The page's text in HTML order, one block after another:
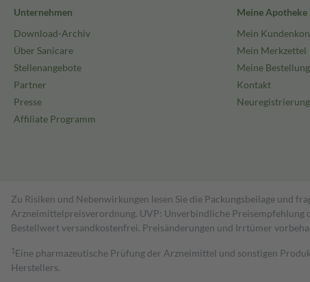
Unternehmen
Download-Archiv
Über Sanicare
Stellenangebote
Partner
Presse
Affiliate Programm
Meine Apotheke
Mein
Mein Merkzettel
Meine
Kontakt
Neuregistrierung
Zu Risiken und Nebenwirkungen lesen Sie die Packungsbeilage und
Arzneimittelpreisverordnung. UVP: Unverbindliche Preisempfehlung
Bestell­wert versand­kosten­frei. Preisänderungen und Irrtümer
1 Eine pharmazeutische Prüfung der Arzneimittel und sonstigen
Herstellers.